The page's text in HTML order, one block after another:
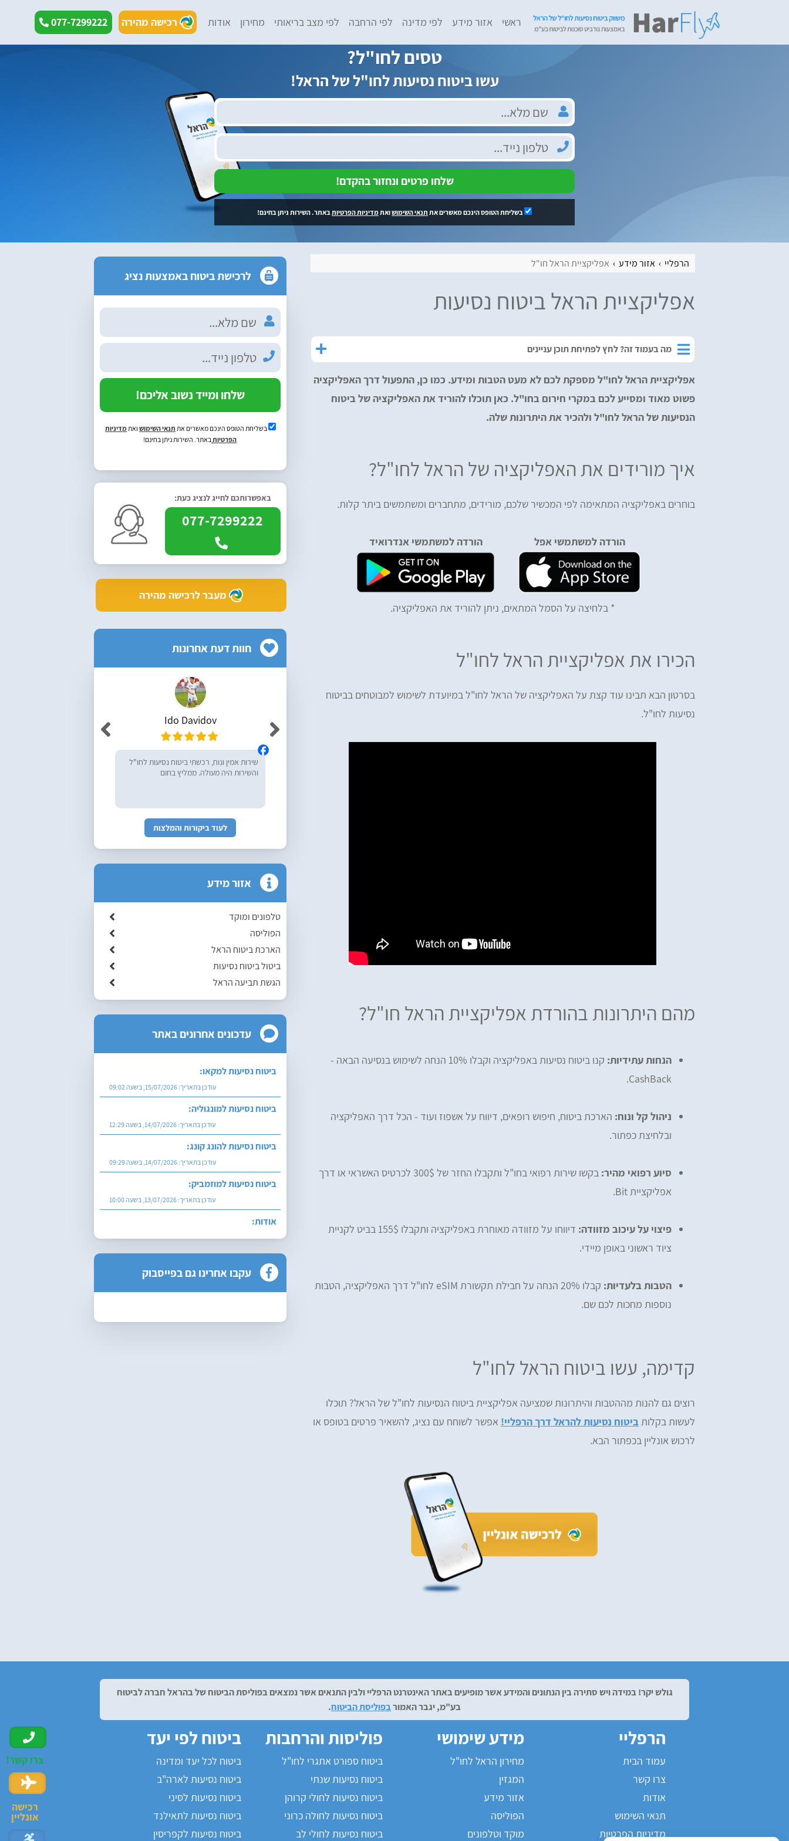
צרו קשר!
רכישה
אונליין
ראשי אזור מידע לפי מדינה לפי הרחבה לפי מצב בריאותי מחירון אודות רכישה מהירה 077-7299222
טסים לחו"ל?
עשו ביטוח נסיעות לחו"ל של הראל!
שלחו פרטים ונחזור בהקדם!
בשליחת הטופס הינכם מאשרים את תנאי השימושואת מדיניות הפרטיות באתר. השירות ניתן בחינם!
הרפליי אזור מידע אפליקציית הראל חו"ל
אפליקציית הראל ביטוח נסיעות
מה בעמוד זה? לחץ לפתיחת תוכן עניינים
אפליקציית הראל לחו"ל מספקת לכם לא מעט הטבות ומידע. כמו כן, התפעול דרך האפליקציה
פשוט מאוד ומסייע לכם במקרי חירום בחו"ל. כאן תוכלו להוריד את האפליקציה של ביטוח
הנסיעות של הראל לחו"ל ולהכיר את היתרונות שלה.
איך מורידים את האפליקציה של הראל לחו"ל?
בוחרים באפליקציה המתאימה לפי המכשיר שלכם, מורידים, מתחברים ומשתמשים ביתר קלות.
הורדה למשתמשי אפל הורדה למשתמשי אנדרואיד
* בלחיצה על הסמל המתאים, ניתן להוריד את האפליקציה.
הכירו את אפליקציית הראל לחו"ל
בסרטון הבא תבינו עוד קצת על האפליקציה של הראל לחו"ל במיועדת לשימוש למבוטחים בביטוח
נסיעות לחו"ל.
מהם היתרונות בהורדת אפליקציית הראל חו"ל?
הנחות עתידיות:
קנו ביטוח נסיעות באפליקציה וקבלו 10% הנחה לשימוש בנסיעה הבאה -
CashBack.
ניהול קל ונוח: הארכת ביטוח, חיפוש רופאים, דיווח על אשפוז ועוד - הכל דרך האפליקציה
ובלחיצת כפתור.
סיוע רפואי מהיר:
בקשו שירות רפואי בחו"ל ותקבלו החזר של 300$ לכרטיס האשראי או דרך
אפליקציית Bit.
פיצוי על עיכוב מזוודה:
דיווחו על מזוודה מאוחרת באפליקציה ותקבלו 155$ בביט לקניית
ציוד ראשוני באופן מיידי.
הטבות בלעדיות:
קבלו 20% הנחה על חבילת תקשורת eSIM לחו"ל דרך האפליקציה, הטבות
נוספות מחכות לכם שם.
קדימה, עשו ביטוח הראל לחו"ל
רוצים גם להנות מההטבות והיתרונות שמציעה אפליקציית ביטוח הנסיעות לחו"ל של הראל? תוכלו
לעשות בקלותביטוח נסיעות להראל דרך הרפליי! אפשר לשוחח עם נציג, להשאיר פרטים בטופס או
לרכוש אונליין בכפתור הבא.
לרכישת ביטוח באמצעות נציג
שלחו ומייד נשוב אליכם!
בשליחת הטופס הינכם מאשרים את תנאי השימושואת מדיניות
הפרטיות באתר. השירות ניתן בחינם!
באפשרותכם לחייג לנציג כעת:
077-7299222
מעבר לרכישה מהירה
חוות דעת אחרונות
Ido Davidov
שירות אמין ונוח, רכשתי ביטוח נסיעות לחו"ל
והשירות היה מעולה. ממליץ בחום
לעוד ביקורות והמלצות
אזור מידע
טלפונים ומוקד
הפוליסה
הארכת ביטוח הראל
ביטול ביטוח נסיעות
הגשת תביעה הראל
עדכונים אחרונים באתר
ביטוח נסיעות למקאו:
עודכן בתאריך: 15/07/2026, בשעה 09:02
ביטוח נסיעות למונגוליה:
עודכן בתאריך: 14/07/2026, בשעה 12:29
ביטוח נסיעות להונג קונג:
עודכן בתאריך: 14/07/2026, בשעה 09:29
ביטוח נסיעות למוזמביק:
עודכן בתאריך: 13/07/2026, בשעה 10:00
אודות:
עודכן בתאריך:27/07/2026, בשעה 12:29
עקבו אחרינו גם בפייסבוק
גולש יקר! במידה ויש סתירה בין הנתונים והמידע אשר מופיעים באתר האינטרנט הרפליי ולבין התנאים אשר נמצאים בפוליסת הביטוח של בהראל חברה לביטוח
בע"מ, יגבר האמורבפוליסת הביטוח.
הרפליי
עמוד הבית
צרו קשר
אודות
תנאי השימוש
מדיניות הפרטיות
מידע שימושי
מחירון הראל לחו"ל
המגזין
אזור מידע
הפוליסה
מוקד וטלפונים
פוליסות והרחבות
ביטוח ספורט אתגרי לחו"ל
ביטוח נסיעות שנתי
ביטוח נסיעות לחולי קרוהן
ביטוח נסיעות לחולה כרוני
ביטוח נסיעות לחולי לב
ביטוח לפי יעד
ביטוח לכל יעד ומדינה
ביטוח נסיעות לארה"ב
ביטוח נסיעות לסיני
ביטוח נסיעות לתאילנד
ביטוח נסיעות לקפריסין